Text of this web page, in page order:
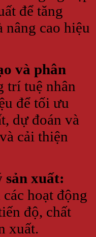
để tăng
nâng cao hiệu
và phân
trí tuệ nhân
để tối ưu
dự đoán và
cải thiện
sản xuất:
hoạt động
độ, chất
xuất.